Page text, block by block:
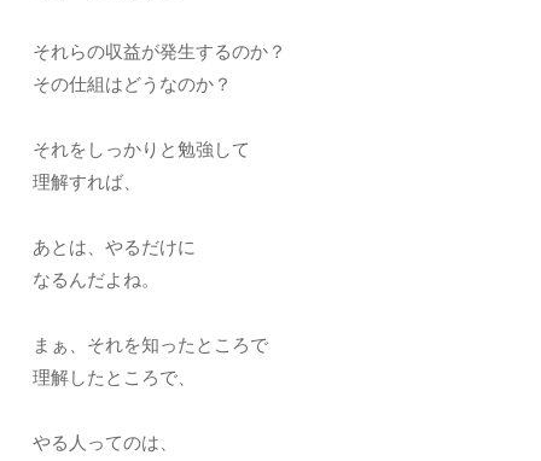
それらの収益が発生するのか？
その仕組はどうなのか？
それをしっかりと勉強して
理解すれば、
あとは、やるだけに
なるんだよね。
まぁ、それを知ったところで
理解したところで、
やる人ってのは、